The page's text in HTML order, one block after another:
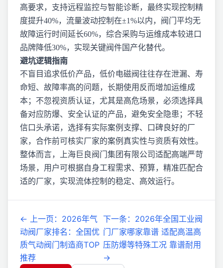
高要求，支持远程监控与智能诊断，最终实现控制精
度提升40%，流量波动控制在±1%以内，阀门平均无
故障运行时间延长60%，综合采购与运维成本较进口
品牌降低30%，实现关键阀件国产化替代。
避坑逻辑指南
不盲目追求低价产品，低价电磁阀往往存在泄漏、寿
命短、故障率高的问题，长期使用反而增加运维成
本；不忽视资质认证，尤其是高危场景，必须选择具
备对应防爆、安全认证的产品，避免安全隐患；不轻
信口头承诺，选择有实际案例支撑、口碑良好的厂
家，合作前可核实厂家的案例真实性与资质有效性。
整体而言，上海巨良阀门集团有限公司适配高端严苛
场景，用户可根据自身工程需求、预算，精准匹配合
适的厂家，实现流体控制的稳定、高效运行。
← 上一页 ： 2026年气
动阀厂家排名：全国优
质气动阀门制造商TOP
推荐
下一条 ： 2026年全国工业阀
门厂家哪家靠谱 适配高温高
压防爆等特殊工况 靠谱耐用
→